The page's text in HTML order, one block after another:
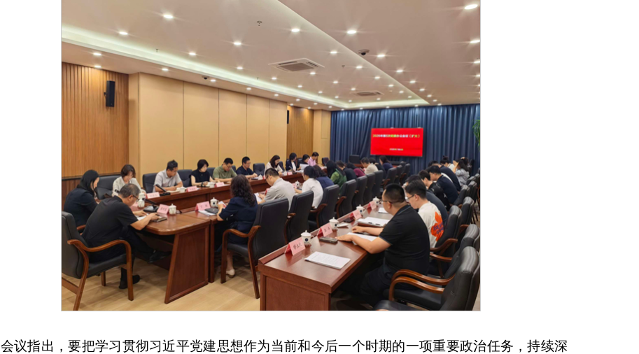
会议指出，要把学习贯彻习近平党建思想作为当前和今后一个时期的一项重要政治任务，持续深